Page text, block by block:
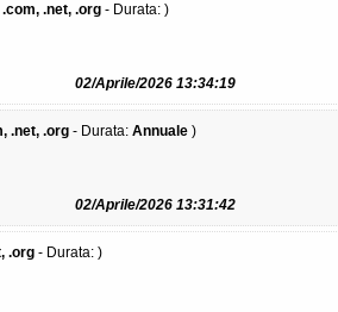
.net, .org- Durata: )
02/Aprile/2026 13:34:19
.net, .org- Durata: Annuale)
02/Aprile/2026 13:31:42
.org- Durata: )